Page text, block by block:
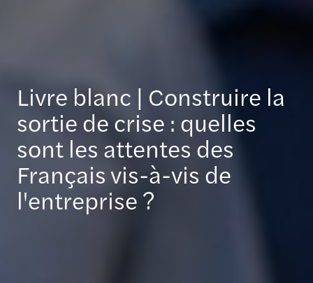
Livre blanc | Construire la
sortie de crise : quelles
sont les attentes des
Français vis-à-vis de
l'entreprise ?